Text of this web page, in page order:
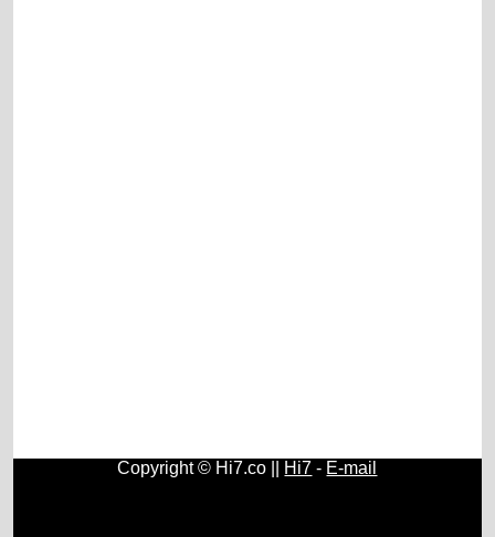
Copyright © Hi7.co || Hi7 - E-mail